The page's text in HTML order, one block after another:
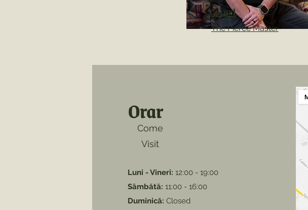
Cornel
The Pierce Master
Orar
Come
Visit
Luni - Vineri: 12:00 - 19:00
Sâmbătă: 11:00 - 16:00
Duminică: Closed